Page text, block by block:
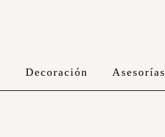
Decoración Asesorías